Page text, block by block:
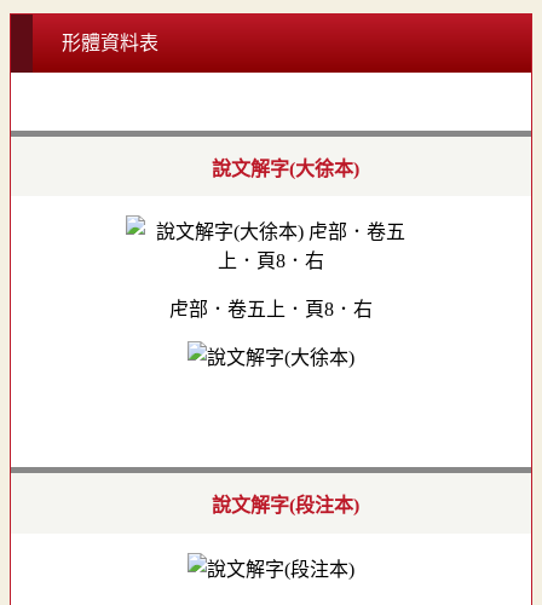
形體資料表
說文解字(大徐本)
虍部．卷五上．頁8．右
說文解字(段注本)